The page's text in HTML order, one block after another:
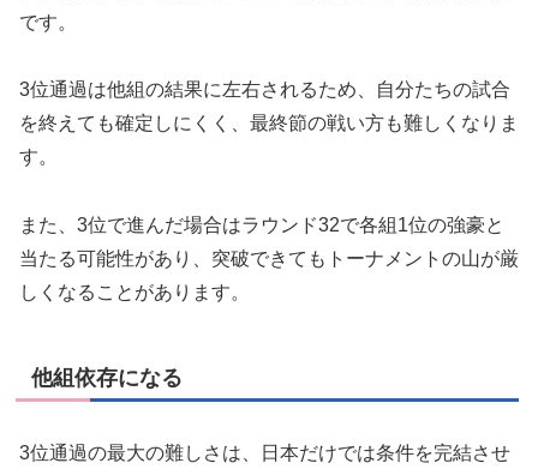
です。
3位通過は他組の結果に左右されるため、自分たちの試合
を終えても確定しにくく、最終節の戦い方も難しくなりま
す。
また、3位で進んだ場合はラウンド32で各組1位の強豪と
当たる可能性があり、突破できてもトーナメントの山が厳
しくなることがあります。
他組依存になる
3位通過の最大の難しさは、日本だけでは条件を完結させ